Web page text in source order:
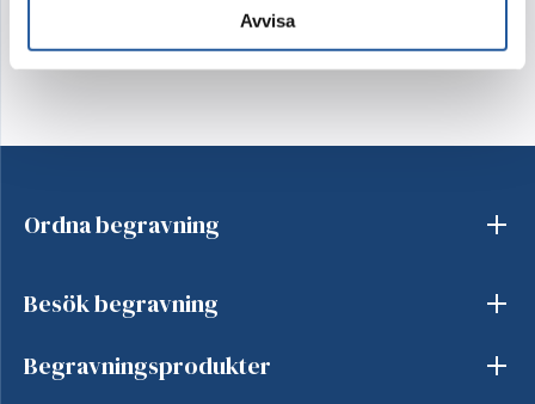
Avvisa
Ordna begravning
Besök begravning
Begravningsprodukter